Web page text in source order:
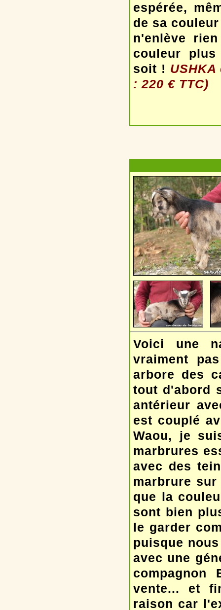
espérée,
de sa
n'enlève
couleur
soit !
: 220 € TTC)
Voici une
vraiment
arbore des
tout d'abord
antérieur
est couplé
Waou, je
marbrures
avec des
marbrure
que la
sont bien
le garder
puisque
avec une
vente... et
raison car